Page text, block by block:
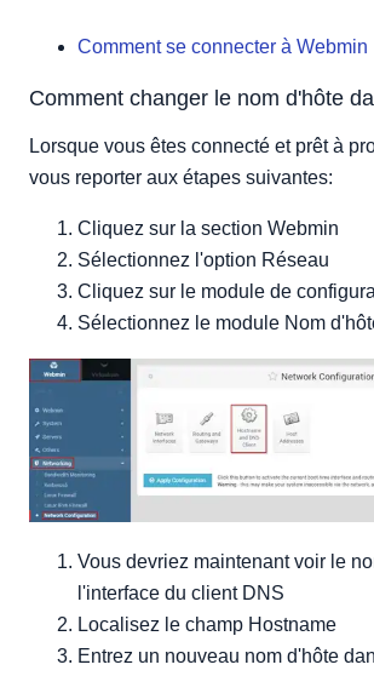
Comment se connecter à Webmin
Comment changer le nom d'hôte
Lorsque vous êtes connecté et prêt à
vous reporter aux étapes suivantes:
Cliquez sur la section Webmin
Sélectionnez l'option Réseau
Cliquez sur le module de
Sélectionnez le module Nom
Vous devriez maintenant voir le
l'interface du client DNS
Localisez le champ Hostname
Entrez un nouveau nom d'hôte